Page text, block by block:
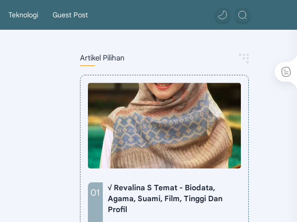
Teknologi Guest Post
Artikel Pilihan
√ Revalina S Temat - Biodata,
Agama, Suami, Film, Tinggi Dan
Profil